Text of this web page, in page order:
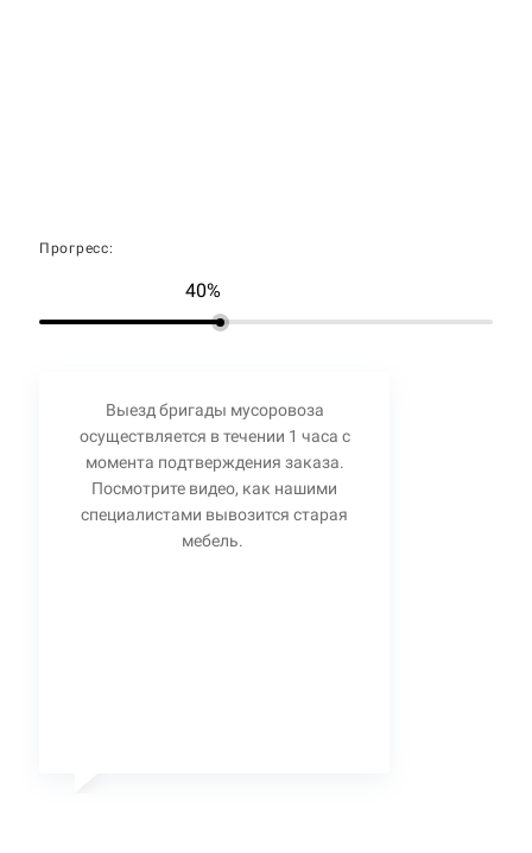
Прогресс:
40%
Выезд бригады мусоровоза
осуществляется в течении 1 часа с
момента подтверждения заказа.
Посмотрите видео, как нашими
специалистами вывозится старая
мебель.